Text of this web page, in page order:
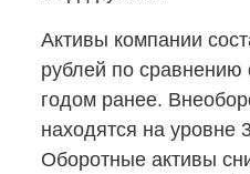
Активы компании
рублей по
годом ранее.
находятся на уровне
Оборотные активы